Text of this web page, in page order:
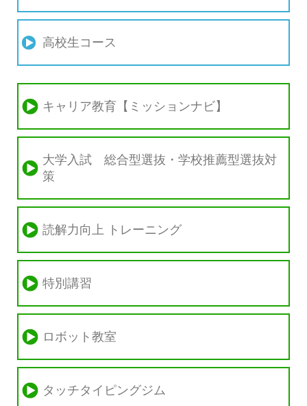
高校生コース
キャリア教育【ミッションナビ】
大学入試 総合型選抜・学校推薦型選抜対
策
読解力向上 トレーニング
特別講習
ロボット教室
タッチタイピングジム